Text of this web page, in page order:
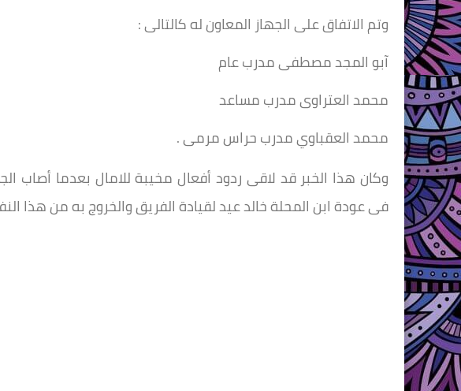
وتم الاتفاق على الجهاز المعاون له كالتالى :
آبو المجد مصطفى مدرب عام
محمد العتراوى مدرب مساعد
محمد العقباوي مدرب حراس مرمى .
وكان هذا الخبر قد لاقى ردود أفعال مخيبة للامال بعدما أصاب
فى عودة ابن المحلة خالد عيد لقيادة الفريق والخروج به من هذا